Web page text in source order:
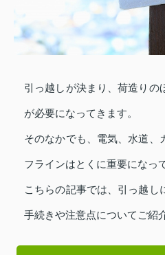
引っ越しが決まり、荷造りの
が必要になってきます。
そのなかでも、電気、水道、
フラインはとくに重要になっ
こちらの記事では、引っ越し
手続きや注意点についてご紹